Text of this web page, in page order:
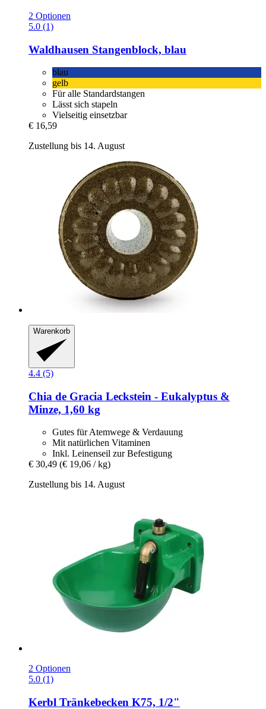
2 Optionen
5.0 (1)
Waldhausen Stangenblock, blau
blau
gelb
Für alle Standardstangen
Lässt sich stapeln
Vielseitig einsetzbar
€ 16,59
Zustellung bis 14. August
Warenkorb
4.4 (5)
Chia de Gracia Leckstein -​ Eukalyptus &
Minze, 1,60 kg
Gutes für Atemwege & Verdauung
Mit natürlichen Vitaminen
Inkl. Leinenseil zur Befestigung
€ 30,49 (€ 19,06 / kg)
Zustellung bis 14. August
2 Optionen
5.0 (1)
Kerbl Tränkebecken K75, 1/2"